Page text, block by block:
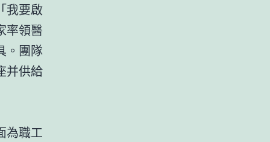
我要啟
率領醫
。團隊
并供給
為職工